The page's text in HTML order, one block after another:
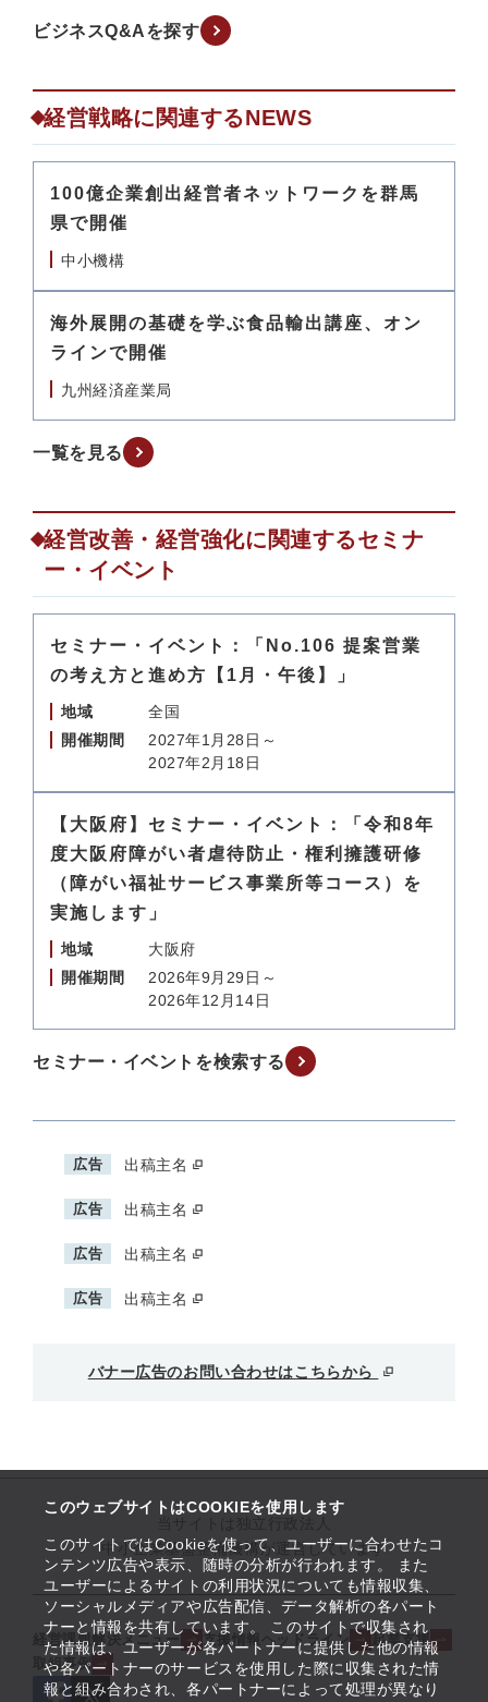
このウェブサイトはCOOKIEを使用します
このサイトではCookieを使って、ユーザーに合わせたコ
ンテンツ広告や表示、随時の分析が行われます。 また
ユーザーによるサイトの利用状況についても情報収集、
ソーシャルメディアや広告配信、データ解析の各パート
ナーと情報を共有しています。 このサイトで収集され
た情報は、ユーザーが各パートナーに提供した他の情報
や各パートナーのサービスを使用した際に収集された情
報と組み合わされ、各パートナーによって処理が異なり
ビジネスQ&Aを探す
経営戦略に関連するNEWS
100億企業創出経営者ネットワークを群馬
県で開催
中小機構
海外展開の基礎を学ぶ食品輸出講座、オン
ラインで開催
九州経済産業局
一覧を見る
経営改善・経営強化に関連するセミナ
ー・イベント
セミナー・イベント：「No.106 提案営業
の考え方と進め方【1月・午後】」
地域
全国
開催期間
2027年1月28日～
2027年2月18日
【大阪府】セミナー・イベント：「令和8年
度大阪府障がい者虐待防止・権利擁護研修
（障がい福祉サービス事業所等コース）を
実施します」
地域
大阪府
開催期間
2026年9月29日～
2026年12月14日
セミナー・イベントを検索する
広告 出稿主名
広告 出稿主名
広告 出稿主名
広告 出稿主名
バナー広告のお問い合わせはこちらから
中小企業基盤整備機構が運営しています
経営課題解決メニュー 支援情報ヘッドライン
起業支援
取組事例